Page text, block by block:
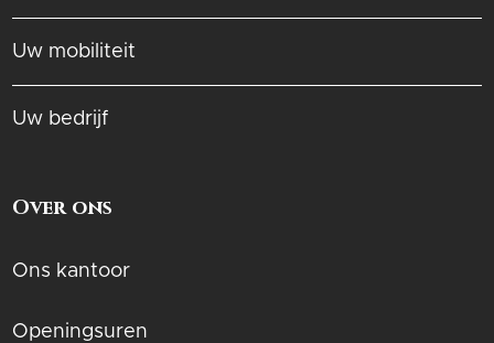
Uw mobiliteit
Uw bedrijf
Over ons
Ons kantoor
Openingsuren